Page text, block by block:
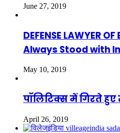
June 27, 2019
DEFENSE LAWYER
Always Stood with
May 10, 2019
पॉलिटिक्स में गिरते
April 26, 2019